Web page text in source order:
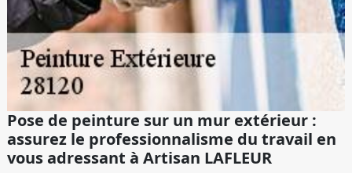
Pose de peinture sur un mur extérieur :
assurez le professionnalisme du travail en
vous adressant à Artisan LAFLEUR